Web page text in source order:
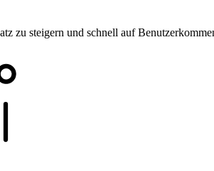
zu steigern und schnell auf